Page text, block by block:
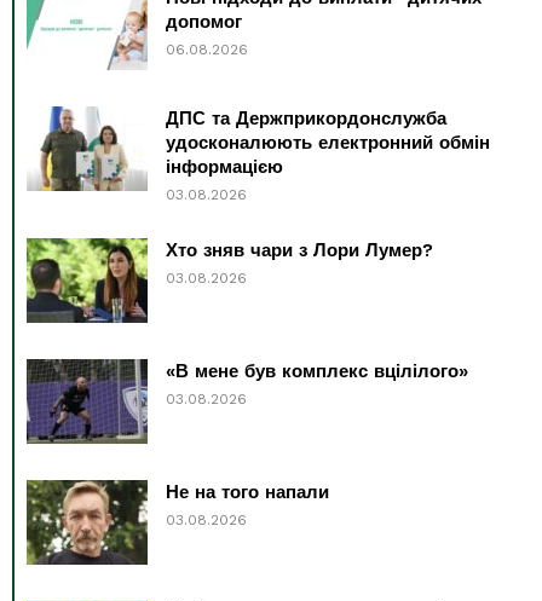
допомог
06.08.2026
ДПС та Держприкордонслужба
удосконалюють електронний обмін
інформацією
03.08.2026
Хто зняв чари з Лори Лумер?
03.08.2026
«В мене був комплекс вцілілого»
03.08.2026
Не на того напали
03.08.2026